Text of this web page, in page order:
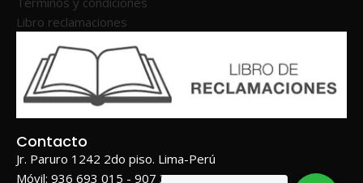
Libro reclamaciones
Contacto
Jr. Paruro 1242 2do piso. Lima-Perú
Móvil: 936 693 015 - 907 362 362